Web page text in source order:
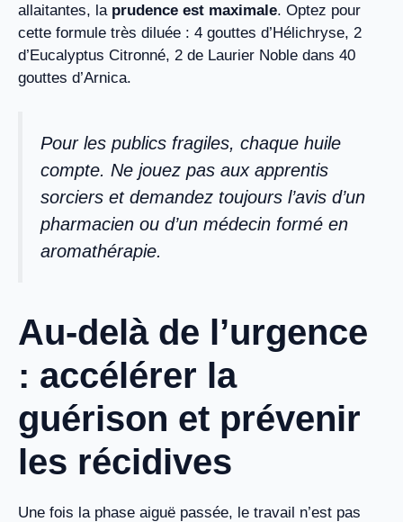
allaitantes, la prudence est maximale. Optez pour
cette formule très diluée : 4 gouttes d’Hélichryse, 2
d’Eucalyptus Citronné, 2 de Laurier Noble dans 40
gouttes d’Arnica.
Pour les publics fragiles, chaque huile
compte. Ne jouez pas aux apprentis
sorciers et demandez toujours l’avis d’un
pharmacien ou d’un médecin formé en
aromathérapie.
Au-delà de l’urgence
: accélérer la
guérison et prévenir
les récidives
Une fois la phase aiguë passée, le travail n’est pas